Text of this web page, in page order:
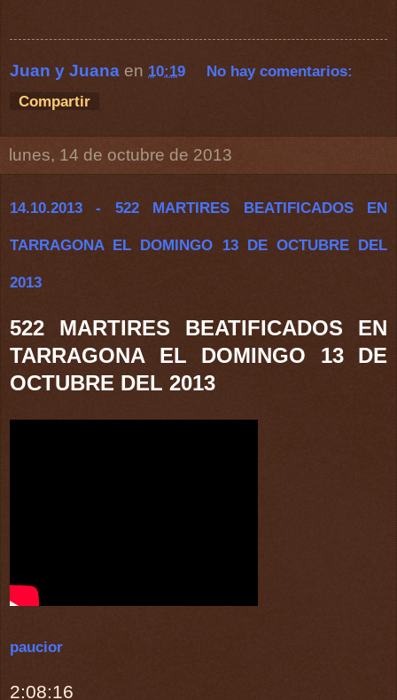
Juan y Juana en 10:19
No hay comentarios:
Compartir
lunes, 14 de octubre de 2013
14.10.2013 - 522 MARTIRES BEATIFICADOS EN
TARRAGONA EL DOMINGO 13 DE OCTUBRE DEL
2013
522 MARTIRES BEATIFICADOS EN
TARRAGONA EL DOMINGO 13 DE
OCTUBRE DEL 2013
paucior
2:08:16